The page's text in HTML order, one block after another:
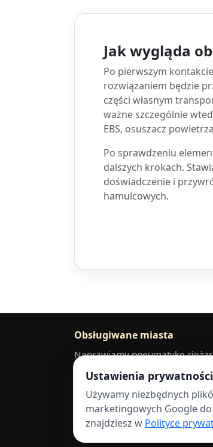
Jak wygląda
Po pierwszym
rozwiązaniem będzie
części własnym
ważne szczególnie
EBS, osuszacz
Po sprawdzeniu
dalszych krokach.
doświadczenie i
hamulcowych.
Obsługiwane miasta
Naprawiamy pneumatykę
Części można dostarczyć do
ŁódźPiotrków Trybunalski
2026GOLDEN TRUCK SERVICE
Ustawienia prywatności
Używamy niezbędnych
marketingowych Google
znajdziesz w Polityce